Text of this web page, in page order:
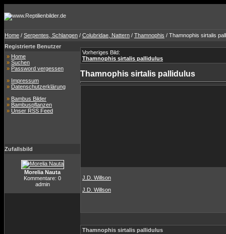
Home / Serpentes, Schlangen / Colubridae, Nattern / Thamnophis / Thamnophis sirtalis
Registrierte Benutzer
» Home
» Suchen
» Password vergessen
» Impressum
» Datenschutzerklärung
» Bambus Bilder
» Bambuspflanzen
» Unser RSS Feed
Zufallsbild
Morelia Nauta
Kommentare: 0
admin
Vorheriges Bild:
Thamnophis sirtalis pallidulus
Thamnophis sirtalis pallidulus
J.D. Willson
J.D. Willson
Thamnophis sirtalis pallidulus